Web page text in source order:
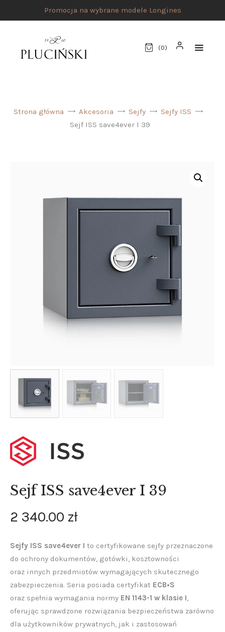
Promocja na wybrane modele Longines
(0)
UMÓW SPOTKANIE
ZEGARKI
Strona główna Akcesoria Sejfy
Sejfy ISS
Sejf ISS save4ever I 39
Sejf ISS save4ever I 39
2 340.00 zł
Sejfy ISS save4ever I to certyfikowane sejfy przeznaczone
do ochrony dokumentów, gotówki, kosztowności
oraz innych przedmiotów wymagających skutecznego
zabezpieczenia. Seria posiada certyfikat ECB•S
oraz spełnia wymagania normy EN 1143-1 w klasie I,
oferując sprawdzone rozwiązania bezpieczeństwa zarówno
dla użytkowników prywatnych, jak i zastosowań